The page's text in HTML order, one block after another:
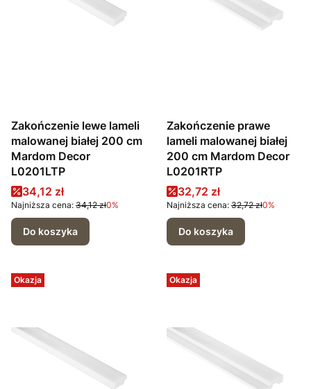
Zakończenie lewe lameli
malowanej białej 200 cm
Mardom Decor
L0201LTP
Cena promocyjna
34,12 zł
Najniższa cena: 34,12 zł0%
Do koszyka
Zakończenie prawe
lameli malowanej białej
200 cm Mardom Decor
L0201RTP
Cena promocyjna
32,72 zł
Najniższa cena: 32,72 zł0%
Do koszyka
Okazja Okazja